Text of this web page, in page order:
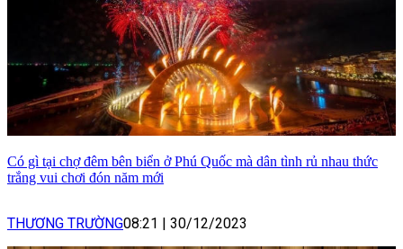
Có gì tại chợ đêm bên biển ở Phú Quốc mà dân tình rủ nhau thức
trắng vui chơi đón năm mới
THƯƠNG TRƯỜNG08:21 30/12/2023